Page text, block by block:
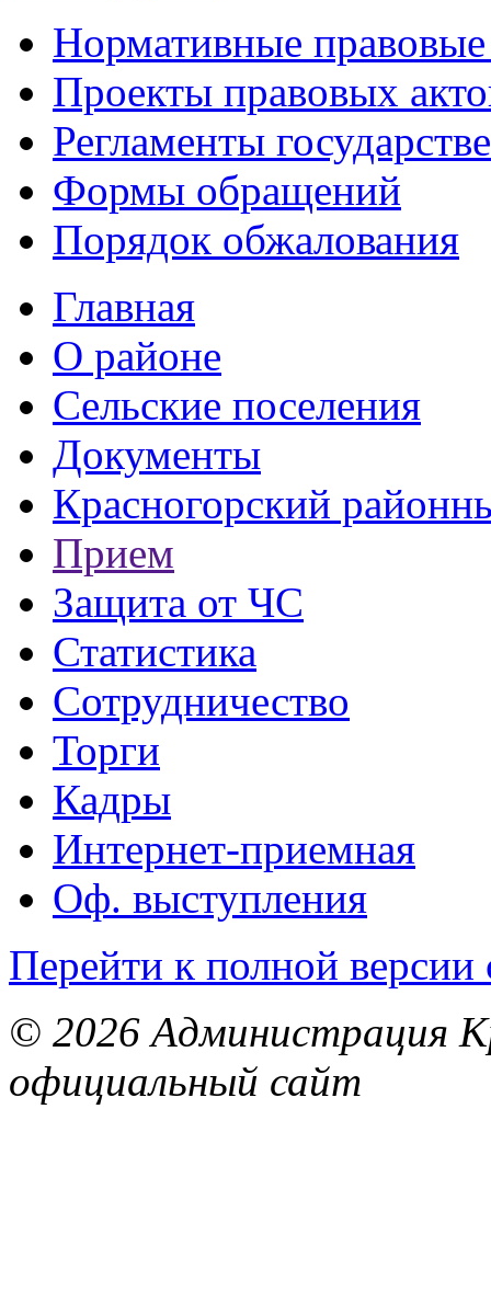
Нормативные
Проекты правовых
Регламенты
Формы обращений
Порядок обжалования
Главная
О районе
Сельские поселения
Документы
Красногорский
Прием
Защита от ЧС
Статистика
Сотрудничество
Торги
Кадры
Интернет-приемная
Оф. выступления
Перейти к полной версии
© 2026 Администрация
официальный сайт